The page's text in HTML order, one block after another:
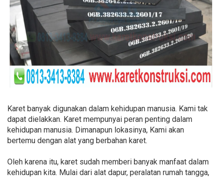
Karet banyak digunakan dalam kehidupan manusia. Kami tak
dapat dielakkan. Karet mempunyai peran penting dalam
kehidupan manusia. Dimanapun lokasinya, Kami akan
bertemu dengan alat yang berbahan karet.
Oleh karena itu, karet sudah memberi banyak manfaat dalam
kehidupan kita. Mulai dari alat dapur, peralatan rumah tangga,